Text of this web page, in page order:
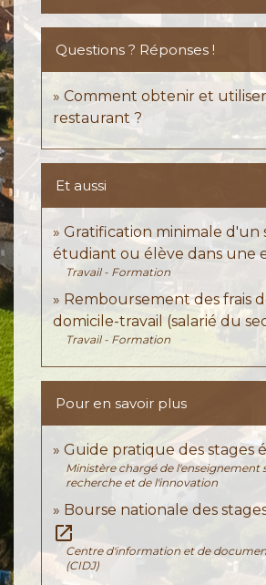
Questions ? Réponses !
Comment obtenir et
restaurant ?
Et aussi
Gratification minimale d'un
étudiant ou élève dans une
Travail - Formation
Remboursement des frais
domicile-travail (salarié du
Travail - Formation
Pour en savoir plus
Guide pratique des stages
Ministère chargé de l'enseignement
recherche et de l'innovation
Bourse nationale des
open_in_new
Centre d'information et de
(CIDJ)